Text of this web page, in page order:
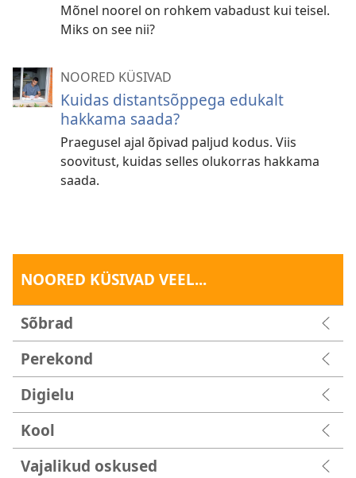
Mõnel noorel on rohkem vabadust kui teisel.
Miks on see nii?
NOORED KÜSIVAD
Kuidas distantsõppega edukalt
hakkama saada?
Praegusel ajal õpivad paljud kodus. Viis
soovitust, kuidas selles olukorras hakkama
saada.
NOORED KÜSIVAD VEEL...
Sõbrad
Perekond
Digielu
Kool
Vajalikud oskused